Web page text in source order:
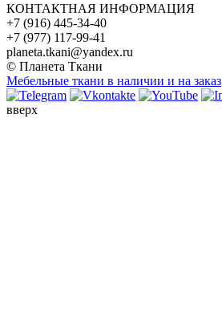
КОНТАКТНАЯ ИНФОРМАЦИЯ
+7 (916) 445-34-40
+7 (977) 117-99-41
planeta.tkani@yandex.ru
© Планета Ткани
Мебельные ткани в наличии и на заказ
вверх